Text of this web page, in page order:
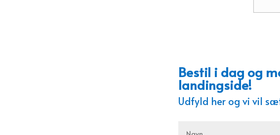
Bestil i dag og
landingside!
Udfyld her og vi vil